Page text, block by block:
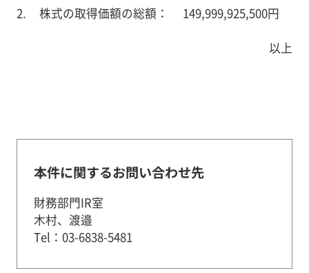
株式の取得価額の総額： 149,999,925,500円
以上
本件に関するお問い合わせ先
財務部門IR室
木村、渡邉
Tel：03-6838-5481